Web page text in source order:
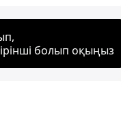
болып оқыңыз